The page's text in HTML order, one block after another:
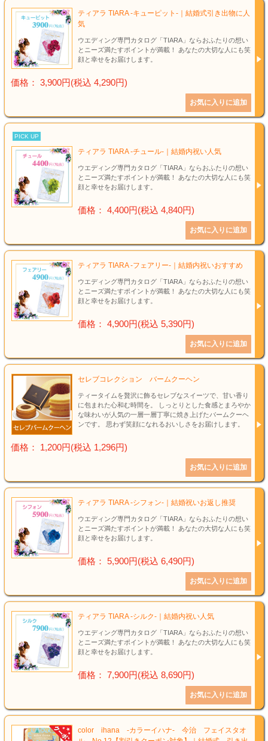
ティアラ TIARA -キューピット-｜結婚式引き出物に人
気
ウエディング専門カタログ「TIARA」ならおふたりの想い
とニーズ満たすポイントが満載！ あなたの大切な人にも笑
顔と幸せをお届けします。
価格： 3,900円(税込 4,290円)
PICK UP
ティアラ TIARA -チュール-｜結婚内祝い人気
ウエディング専門カタログ「TIARA」ならおふたりの想い
とニーズ満たすポイントが満載！ あなたの大切な人にも笑
顔と幸せをお届けします。
価格： 4,400円(税込 4,840円)
ティアラ TIARA -フェアリー-｜結婚内祝いおすすめ
ウエディング専門カタログ「TIARA」ならおふたりの想い
とニーズ満たすポイントが満載！ あなたの大切な人にも笑
顔と幸せをお届けします。
価格： 4,900円(税込 5,390円)
セレブコレクション バームクーヘン
ティータイムを贅沢に飾るセレブなスイーツで、甘い香り
に包まれた心和む時間を。 しっとりとした食感とまろやか
な味わいが人気の一層一層丁寧に焼き上げたバームクーヘ
ンです。 思わず笑顔になれるおいしさをお届けします。
価格： 1,200円(税込 1,296円)
ティアラ TIARA -シフォン-｜結婚祝いお返し推奨
ウエディング専門カタログ「TIARA」ならおふたりの想い
とニーズ満たすポイントが満載！ あなたの大切な人にも笑
顔と幸せをお届けします。
価格： 5,900円(税込 6,490円)
ティアラ TIARA -シルク-｜結婚内祝い人気
ウエディング専門カタログ「TIARA」ならおふたりの想い
とニーズ満たすポイントが満載！ あなたの大切な人にも笑
顔と幸せをお届けします。
価格： 7,900円(税込 8,690円)
color ihana -カラーイハナ- 今治 フェイスタオ